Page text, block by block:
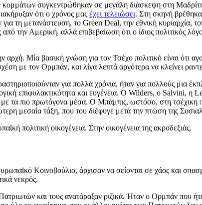
συγκεντρώθηκαν σε μεγάλη διάσκεψη στη
ότι ο χρόνος μας έχει τελειώσει. Στη σκηνή
τη μετανάστευση, το Green Deal, την εθνική κυριαρχία,
Αμερική, αλλά επιβεβαίωση ότι ο ίδιος πολιτικός
Μία βασική γνώση για τον Τσέχο πολιτικό είναι ότι
με τον Ορμπάν, και λίγα λεπτά αργότερα να κλείνει
για πολλά χρόνια, ήταν για πολλούς μια
επιφυλακτικότητα και ευγένεια. Ο Wilders, ο Salvini, η
τα πιο πρωτόγονα μέσα. Ο Μπάμπις, ωστόσο, στη τσέχικη
μεσαία τάξη, που του διέφυγε μετά την πτώση της
πολιτική οικογένεια. Στην οικογένεια της ακροδεξιάς.
Κοινοβούλιο, άρχισαν να σείονται σε χάος και
νεκρός.
και τους ανατάραξαν ριζικά. Ήταν ο Ορμπάν που